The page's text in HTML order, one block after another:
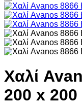
Χαλί
200 x 200